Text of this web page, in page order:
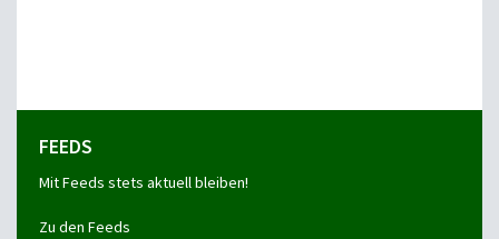
FEEDS
Mit Feeds stets aktuell bleiben!
Zu den Feeds